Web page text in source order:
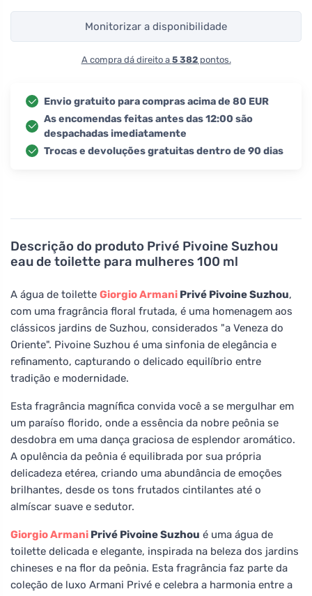
Descrição do produto Privé Pivoine Suzhou
eau de toilette para mulheres 100 ml
A água de toilette Giorgio Armani Privé Pivoine Suzhou,
com uma fragrância floral frutada, é uma homenagem aos
clássicos jardins de Suzhou, considerados "a Veneza do
Oriente". Pivoine Suzhou é uma sinfonia de elegância e
refinamento, capturando o delicado equilíbrio entre
tradição e modernidade.
Esta fragrância magnífica convida você a se mergulhar em
um paraíso florido, onde a essência da nobre peônia se
desdobra em uma dança graciosa de esplendor aromático.
A opulência da peônia é equilibrada por sua própria
delicadeza etérea, criando uma abundância de emoções
brilhantes, desde os tons frutados cintilantes até o
almíscar suave e sedutor.
Giorgio Armani Privé Pivoine Suzhou é uma água de
toilette delicada e elegante, inspirada na beleza dos jardins
chineses e na flor da peônia. Esta fragrância faz parte da
coleção de luxo Armani Privé e celebra a harmonia entre a
Monitorizar a disponibilidade
A compra dá direito a 5 382pontos.
Envio gratuito para compras acima de 80 EUR
As encomendas feitas antes das 12:00 são
despachadas imediatamente
Trocas e devoluções gratuitas dentro de 90 dias